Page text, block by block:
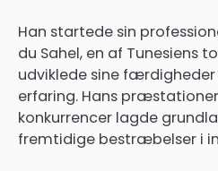
Han startede sin
du Sahel, en af Tunesiens
udviklede sine
erfaring. Hans
konkurrencer lagde
fremtidige bestræbelser i